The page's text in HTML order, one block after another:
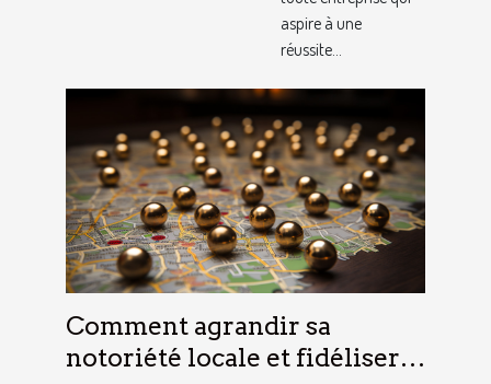
aspire à une
réussite...
Comment agrandir sa
notoriété locale et fidéliser